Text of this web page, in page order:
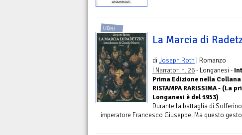
LIBRI
La Marcia di
diJoseph Roth | Romanzo
I Narratori n. 26- Longanesi -
Prima Edizione nella
RISTAMPA RARISSIMA -
Longanesi è del 1953)
Durante la battaglia di
imperatore Francesco Giuseppe. Ma questo